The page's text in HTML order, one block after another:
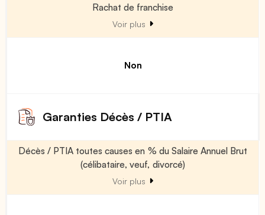
Rachat de franchise
Voir plus
Non
Garanties Décès / PTIA
Décès / PTIA toutes causes en % du Salaire Annuel Brut
(célibataire, veuf, divorcé)
Voir plus